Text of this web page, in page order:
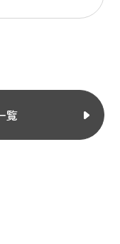
覧